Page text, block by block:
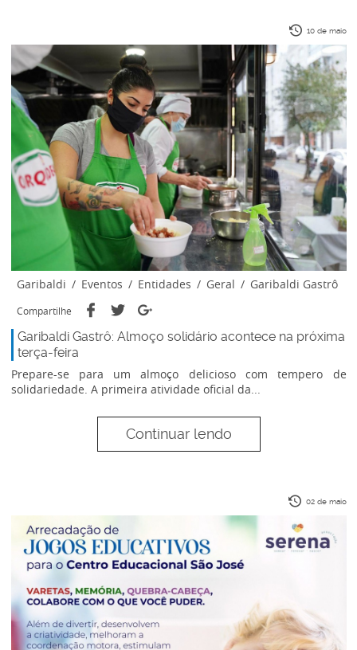
10 de maio
Garibaldi / Eventos / Entidades / Geral / Garibaldi Gastrô
Compartilhe
Garibaldi Gastrô: Almoço solidário acontece na próxima
terça-feira
Prepare-se para um almoço delicioso com tempero de
solidariedade. A primeira atividade oficial da...
Continuar lendo
02 de maio